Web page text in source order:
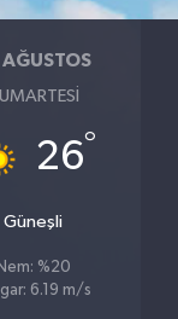
26°
Güneşli
%20
6.19 m/s